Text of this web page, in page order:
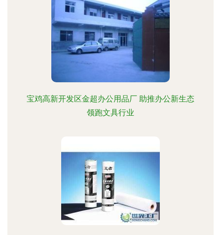
宝鸡高新开发区金超办公用品厂 助推办公新生态
领跑文具行业